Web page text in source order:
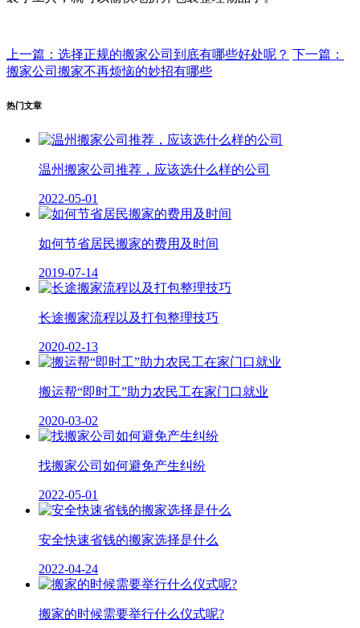
上一篇：选择正规的搬家公司到底有哪些好处呢？ 下一篇：
搬家公司搬家不再烦恼的妙招有哪些
热门文章
温州搬家公司推荐，应该选什么样的公司
2022-05-01
如何节省居民搬家的费用及时间
2019-07-14
长途搬家流程以及打包整理技巧
2020-02-13
搬运帮“即时工”助力农民工在家门口就业
2020-03-02
找搬家公司如何避免产生纠纷
2022-05-01
安全快速省钱的搬家选择是什么
2022-04-24
搬家的时候需要举行什么仪式呢?